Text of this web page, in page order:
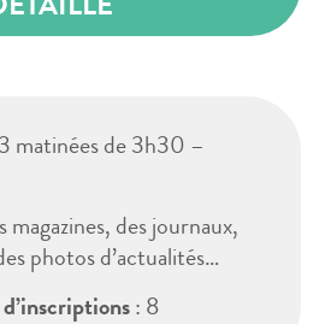
matinées de 3h30 –
magazines, des journaux,
photos d’actualités…
: 8